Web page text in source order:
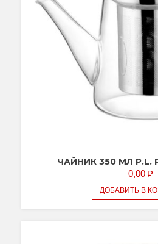
ЧАЙНИК 350 МЛ P.L.
0,00 ₽
ДОБАВИТЬ В